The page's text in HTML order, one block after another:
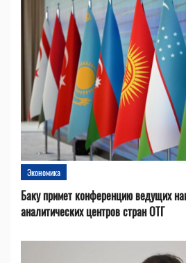
Экономика
Баку примет конференцию ведущих
аналитических центров стран ОТГ